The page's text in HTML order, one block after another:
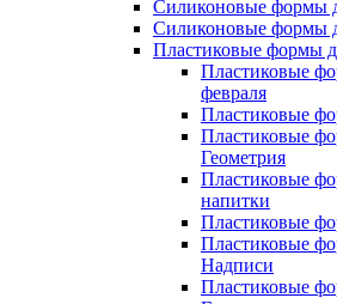
Силиконовые формы
Силиконовые формы
Пластиковые формы
Пластиковые
февраля
Пластиковые
Пластиковые
Геометрия
Пластиковые
напитки
Пластиковые
Пластиковые
Надписи
Пластиковые